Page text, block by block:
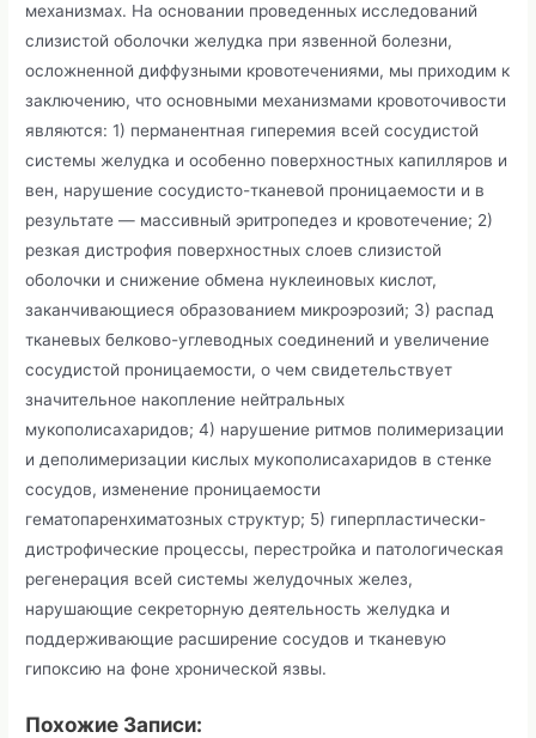
механизмах. На основании проведенных исследований
слизистой оболочки желудка при язвенной болезни,
осложненной диффузными кровотечениями, мы приходим к
заключению, что основными механизмами кровоточивости
являются: 1) перманентная гиперемия всей сосудистой
системы желудка и особенно поверхностных капилляров и
вен, нарушение сосудисто-тканевой проницаемости и в
результате — массивный эритропедез и кровотечение; 2)
резкая дистрофия поверхностных слоев слизистой
оболочки и снижение обмена нуклеиновых кислот,
заканчивающиеся образованием микроэрозий; 3) распад
тканевых белково-углеводных соединений и увеличение
сосудистой проницаемости, о чем свидетельствует
значительное накопление нейтральных
мукополисахаридов; 4) нарушение ритмов полимеризации
и деполимеризации кислых мукополисахаридов в стенке
сосудов, изменение проницаемости
гематопаренхиматозных структур; 5) гиперпластически-
дистрофические процессы, перестройка и патологическая
регенерация всей системы желудочных желез,
нарушающие секреторную деятельность желудка и
поддерживающие расширение сосудов и тканевую
гипоксию на фоне хронической язвы.
Похожие Записи: